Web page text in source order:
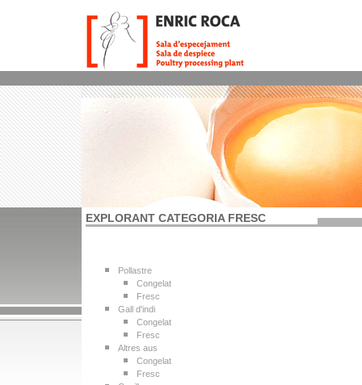
EXPLORANT CATEGORIA FRESC
Pollastre
Congelat
Fresc
Gall d'indi
Congelat
Fresc
Altres aus
Congelat
Fresc